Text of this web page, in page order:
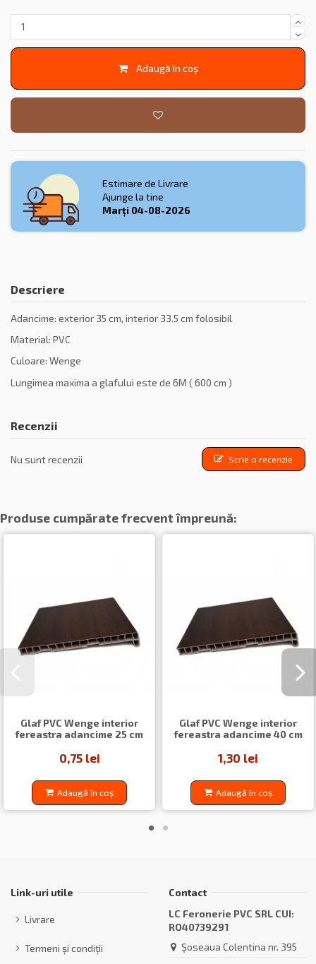
Adaugă în coș
Estimare de Livrare
Ajunge la tine
Marți 04-08-2026
Descriere
Adancime: exterior 35 cm, interior 33.5 cm folosibil
Material: PVC
Culoare: Wenge
Lungimea maxima a glafului este de 6M ( 600 cm )
Recenzii
Nu sunt recenzii Scrie o recenzie
Produse cumpărate frecvent împreună:
Glaf PVC Wenge interior
fereastra adancime 25 cm
0,75 lei
Adaugă în coș
Glaf PVC Wenge interior
fereastra adancime 40 cm
1,30 lei
Adaugă în coș
Link-uri utile
Livrare
Termeni și condiții
Contact
LC Feronerie PVC SRL CUI:
RO40739291
Șoseaua Colentina nr. 395